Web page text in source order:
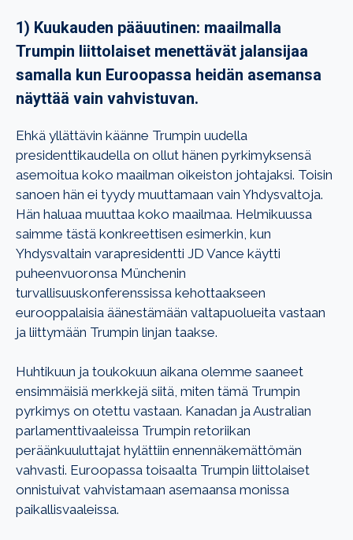
1) Kuukauden pääuutinen: maailmalla
Trumpin liittolaiset menettävät jalansijaa
samalla kun Euroopassa heidän asemansa
näyttää vain vahvistuvan.
Ehkä yllättävin käänne Trumpin uudella
presidenttikaudella on ollut hänen pyrkimyksensä
asemoitua koko maailman oikeiston johtajaksi. Toisin
sanoen hän ei tyydy muuttamaan vain Yhdysvaltoja.
Hän haluaa muuttaa koko maailmaa. Helmikuussa
saimme tästä konkreettisen esimerkin, kun
Yhdysvaltain varapresidentti JD Vance käytti
puheenvuoronsa Münchenin
turvallisuuskonferenssissa kehottaakseen
eurooppalaisia äänestämään valtapuolueita vastaan
ja liittymään Trumpin linjan taakse.
Huhtikuun ja toukokuun aikana olemme saaneet
ensimmäisiä merkkejä siitä, miten tämä Trumpin
pyrkimys on otettu vastaan. Kanadan ja Australian
parlamenttivaaleissa Trumpin retoriikan
peräänkuuluttajat hylättiin ennennäkemättömän
vahvasti. Euroopassa toisaalta Trumpin liittolaiset
onnistuivat vahvistamaan asemaansa monissa
paikallisvaaleissa.